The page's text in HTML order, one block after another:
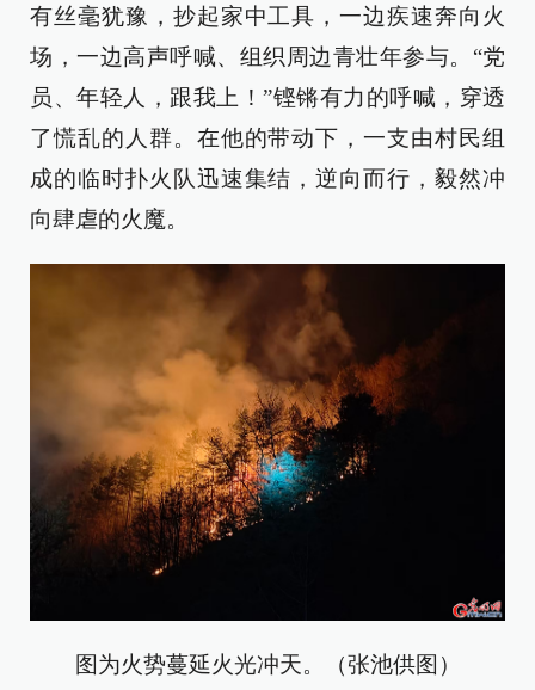
有丝毫犹豫，抄起家中工具，一边疾速奔向火
场，一边高声呼喊、组织周边青壮年参与。“党
员、年轻人，跟我上！”铿锵有力的呼喊，穿透
了慌乱的人群。在他的带动下，一支由村民组
成的临时扑火队迅速集结，逆向而行，毅然冲
向肆虐的火魔。
图为火势蔓延火光冲天。（张池供图）